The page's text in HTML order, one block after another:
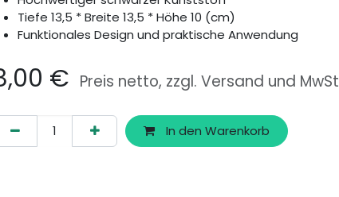
Tiefe 13,5 * Breite 13,5 * Höhe 10 (cm)
Funktionales Design und praktische Anwendung
€ Preis netto, zzgl. Versand und MwSt
In den Warenkorb